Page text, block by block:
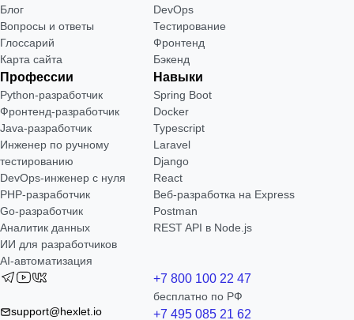
Блог
Вопросы и ответы
Глоссарий
Карта сайта
DevOps
Тестирование
Фронтенд
Бэкенд
Профессии
Python-разработчик
Фронтенд-разработчик
Java-разработчик
Инженер по ручному
тестированию
DevOps-инженер с нуля
РНР-разработчик
Go-разработчик
Аналитик данных
ИИ для разработчиков
AI-автоматизация
Навыки
Spring Boot
Docker
Typescript
Laravel
Django
React
Веб-разработка на Express
Postman
REST API в Node.js
support@hexlet.io
+7 800 100 22 47
бесплатно по РФ
+7 495 085 21 62